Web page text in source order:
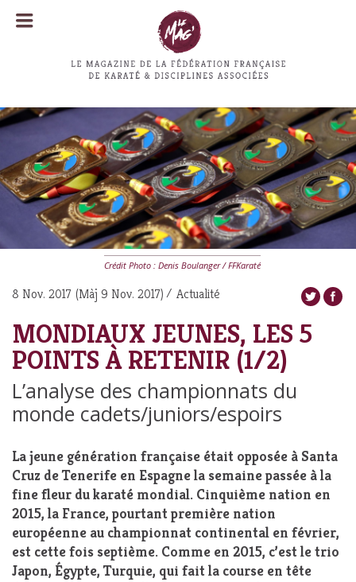
Crédit Photo : Denis Boulanger / FFKaraté
8 Nov. 2017 (Màj 9 Nov. 2017) Actualité
MONDIAUX JEUNES, LES 5
POINTS À RETENIR (1/2)
L’analyse des championnats du
monde cadets/juniors/espoirs
La jeune génération française était opposée à Santa
Cruz de Tenerife en Espagne la semaine passée à la
fine fleur du karaté mondial. Cinquième nation en
2015, la France, pourtant première nation
européenne au championnat continental en février,
est cette fois septième. Comme en 2015, c’est le trio
Japon, Égypte, Turquie, qui fait la course en tête